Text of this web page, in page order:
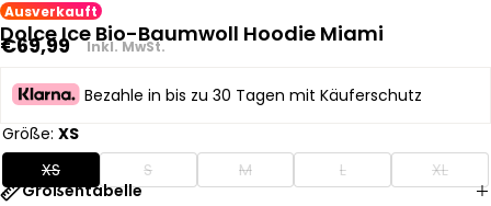
Ausverkauft
Dolce Ice Bio-Baumwoll Hoodie Miami
Regulärer
€69,99 Inkl. MwSt.
Bezahle in bis zu 30 Tagen mit Käuferschutz
Größe: XS
XS
S M L
XL
Größentabelle